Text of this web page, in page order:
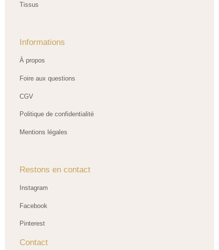
Tissus
Informations
À propos
Foire aux questions
CGV
Politique de confidentialité
Mentions légales
Restons en contact
Instagram
Facebook
Pinterest
Contact